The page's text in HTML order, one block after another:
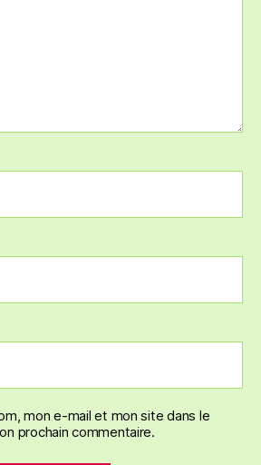
mon e-mail et mon site dans le
prochain commentaire.